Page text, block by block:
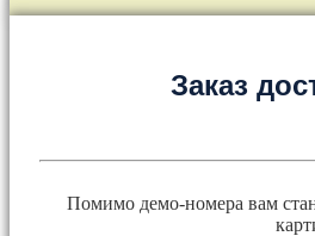
Заказ
Помимо демо-номера вам